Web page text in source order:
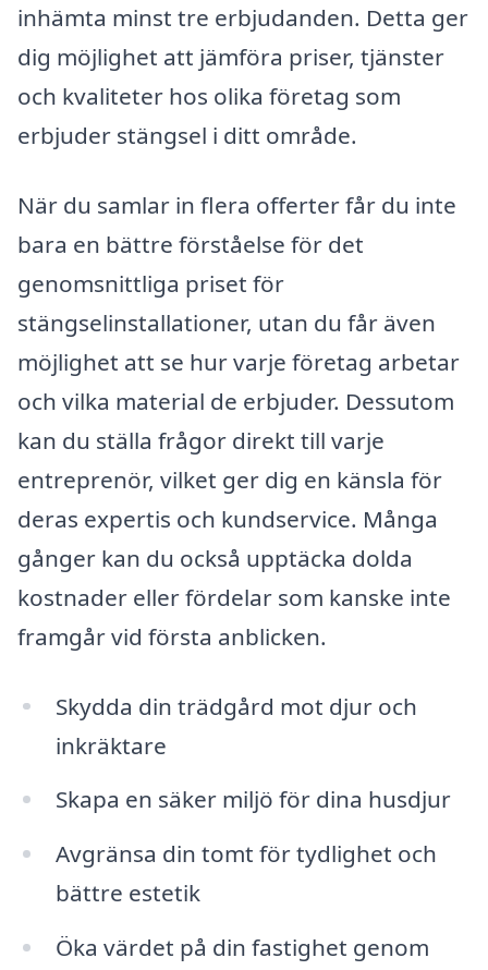
inhämta minst tre erbjudanden. Detta ger
dig möjlighet att jämföra priser, tjänster
och kvaliteter hos olika företag som
erbjuder stängsel i ditt område.
När du samlar in flera offerter får du inte
bara en bättre förståelse för det
genomsnittliga priset för
stängselinstallationer, utan du får även
möjlighet att se hur varje företag arbetar
och vilka material de erbjuder. Dessutom
kan du ställa frågor direkt till varje
entreprenör, vilket ger dig en känsla för
deras expertis och kundservice. Många
gånger kan du också upptäcka dolda
kostnader eller fördelar som kanske inte
framgår vid första anblicken.
Skydda din trädgård mot djur och
inkräktare
Skapa en säker miljö för dina husdjur
Avgränsa din tomt för tydlighet och
bättre estetik
Öka värdet på din fastighet genom